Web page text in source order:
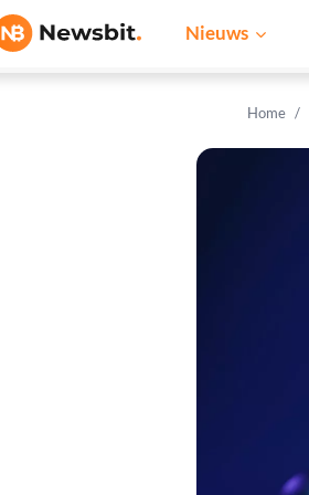
Nieuws
Home